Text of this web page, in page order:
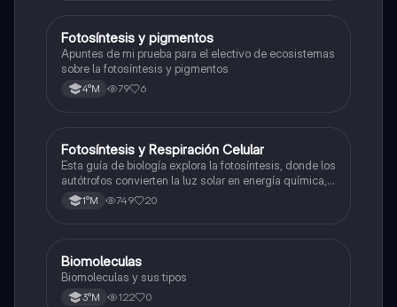
Biología
Fotosíntesis y pigmentos
Apuntes de mi prueba para el electivo de ecosistemas
sobre la fotosíntesis y pigmentos
4°M 79 6
Biología
Fotosíntesis y Respiración Celular
Esta guía de biología explora la fotosíntesis, donde los
autótrofos convierten la luz solar en energía química, y
la respiración celular, un proceso vital para el flujo de
energía en los ecosistemas.
1°M 749 20
Biología
Biomoleculas
Biomoleculas y sus tipos
3°M 122 0